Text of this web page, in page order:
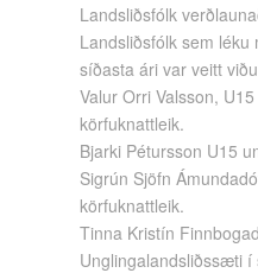
Landsliðsfólk
Landsliðsfólk sem léku
síðasta ári var veitt
Valur Orri Valsson,
körfuknattleik.
Bjarki Pétursson U15
Sigrún Sjöfn
körfuknattleik.
Tinna Kristín
Unglingalandsliðssæti í